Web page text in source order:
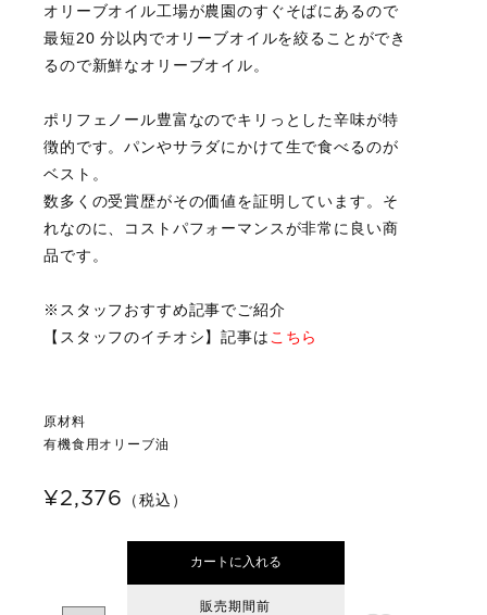
オリーブオイル工場が農園のすぐそばにあるので
最短20 分以内でオリーブオイルを絞ることができ
るので新鮮なオリーブオイル。
ポリフェノール豊富なのでキリっとした辛味が特
徴的です。パンやサラダにかけて生で食べるのが
ベスト。
数多くの受賞歴がその価値を証明しています。そ
れなのに、コストパフォーマンスが非常に良い商
品です。
※スタッフおすすめ記事でご紹介
【スタッフのイチオシ】記事は こちら
原材料
有機食用オリーブ油
¥2,376 （税込）
カートに入れる
販売期間前